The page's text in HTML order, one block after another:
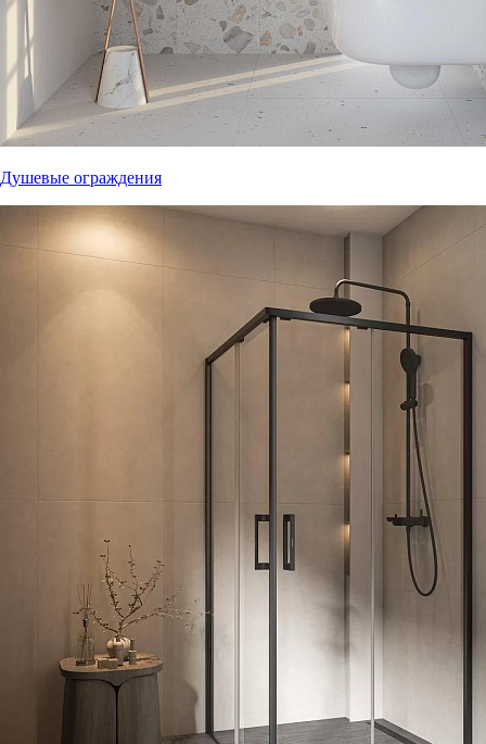
Душевые ограждения